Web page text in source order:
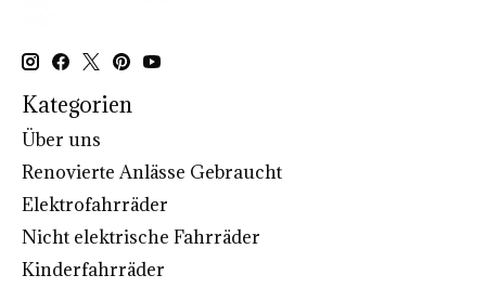
Kategorien
Über uns
Renovierte Anlässe Gebraucht
Elektrofahrräder
Nicht elektrische Fahrräder
Kinderfahrräder